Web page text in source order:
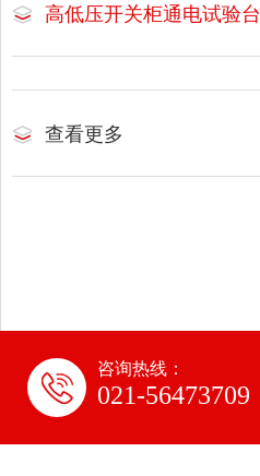
高低压开关柜通电试验台
查看更多
咨询热线：
021-56473709